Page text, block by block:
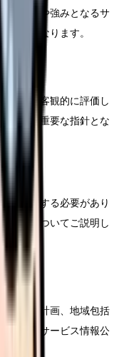
の特色や強みとなるサ
項目となります。
弱みを客観的に評価し
おいて重要な指針とな
ら収集する必要があり
方法についてご説明し
険事業計画、地域包括
、介護サービス情報公